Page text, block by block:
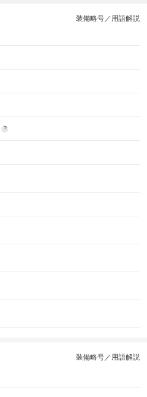
装備略号／用語解説
?
装備略号／用語解説